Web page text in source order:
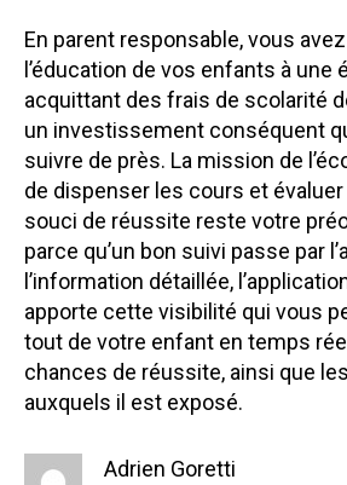
En parent responsable, vous
l’éducation de vos enfants à une
acquittant des frais de scolarité
un investissement conséquent
suivre de près. La mission de
de dispenser les cours et
souci de réussite reste votre
parce qu’un bon suivi passe par
l’information détaillée,
apporte cette visibilité qui vous
tout de votre enfant en temps
chances de réussite, ainsi que
auxquels il est exposé.
Adrien Goretti